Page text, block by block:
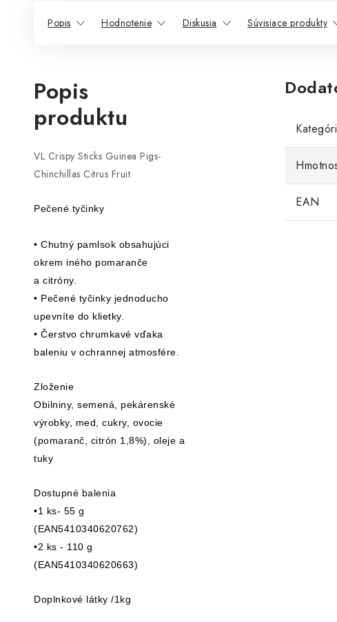
Popis Hodnotenie Diskusia Súvisiace produkty
Popis
produktu
VL Crispy Sticks Guinea Pigs-
Chinchillas Citrus Fruit
Pečené tyčinky
• Chutný pamlsok obsahujúci
okrem iného pomaranče
a citróny.
• Pečené tyčinky jednoducho
upevníte do klietky.
• Čerstvo chrumkavé vďaka
baleniu v ochrannej atmosfére.
Zloženie
Obilniny, semená, pekárenské
výrobky, med, cukry, ovocie
(pomaranč, citrón 1,8%), oleje a
tuky
Dostupné balenia
•1 ks- 55 g
(EAN5410340620762)
•2 ks - 110 g
(EAN5410340620663)
Doplnkové látky /1kg
EAN